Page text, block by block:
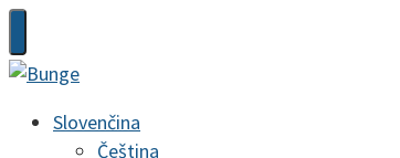
Slovenčina
Čeština